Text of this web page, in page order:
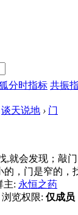
分时指标 共振
谈天说地 › 门
,就会发现；敲门
，门是窄的，
主: 永恒之药
浏览权限: 仅成员